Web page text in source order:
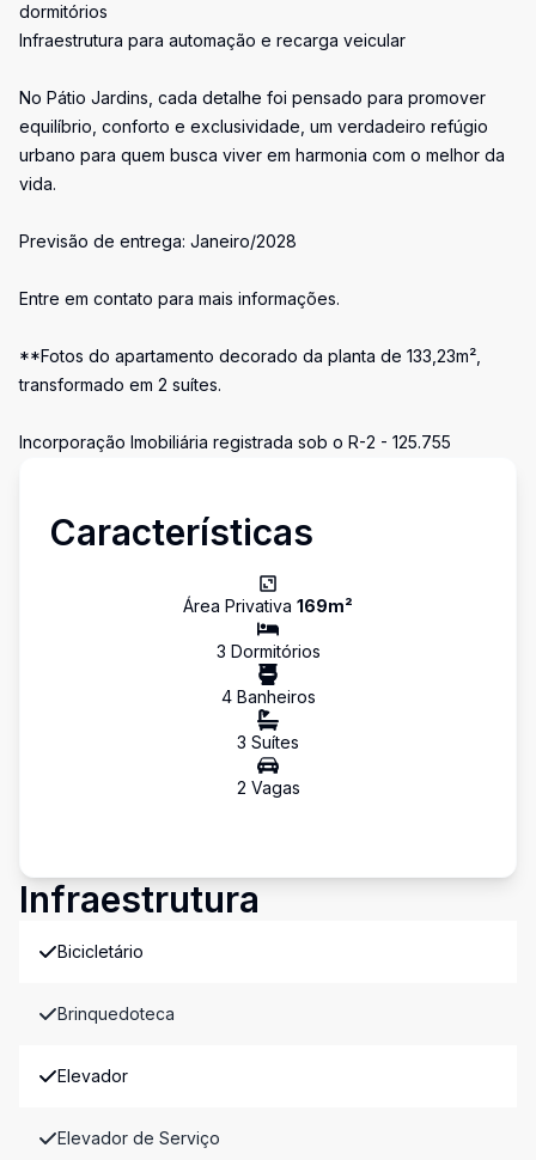
dormitórios
Infraestrutura para automação e recarga veicular
No Pátio Jardins, cada detalhe foi pensado para promover
equilíbrio, conforto e exclusividade, um verdadeiro refúgio
urbano para quem busca viver em harmonia com o melhor da
vida.
Previsão de entrega: Janeiro/2028
Entre em contato para mais informações.
**Fotos do apartamento decorado da planta de 133,23m²,
transformado em 2 suítes.
Incorporação Imobiliária registrada sob o R-2 - 125.755
Características
Área Privativa 169m²
3 Dormitórios
4Banheiros
3 Suítes
2 Vagas
Infraestrutura
Bicicletário
Brinquedoteca
Elevador
Elevador de Serviço